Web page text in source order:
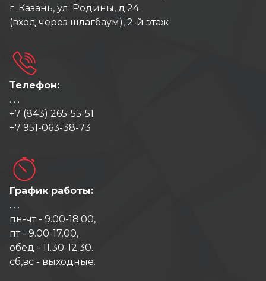
г. Казань, ул. Родины, д.24
(вход через шлагбаум), 2-й этаж
Телефон:
. . .
+7 (843) 265-55-51
+7 951-063-38-73
График работы:
. . .
пн-чт - 9.00-18.00,
пт - 9.00-17.00,
обед - 11.30-12.30.
сб,вс - выходные.